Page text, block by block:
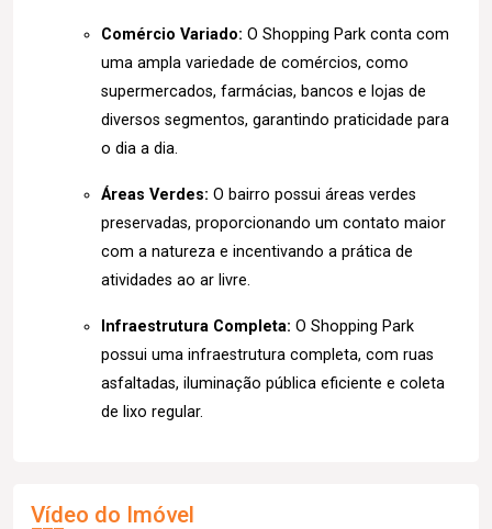
Comércio Variado: O Shopping Park conta com
uma ampla variedade de comércios, como
supermercados, farmácias, bancos e lojas de
diversos segmentos, garantindo praticidade para
o dia a dia.
Áreas Verdes: O bairro possui áreas verdes
preservadas, proporcionando um contato maior
com a natureza e incentivando a prática de
atividades ao ar livre.
Infraestrutura Completa: O Shopping Park
possui uma infraestrutura completa, com ruas
asfaltadas, iluminação pública eficiente e coleta
de lixo regular.
Vídeo do Imóvel